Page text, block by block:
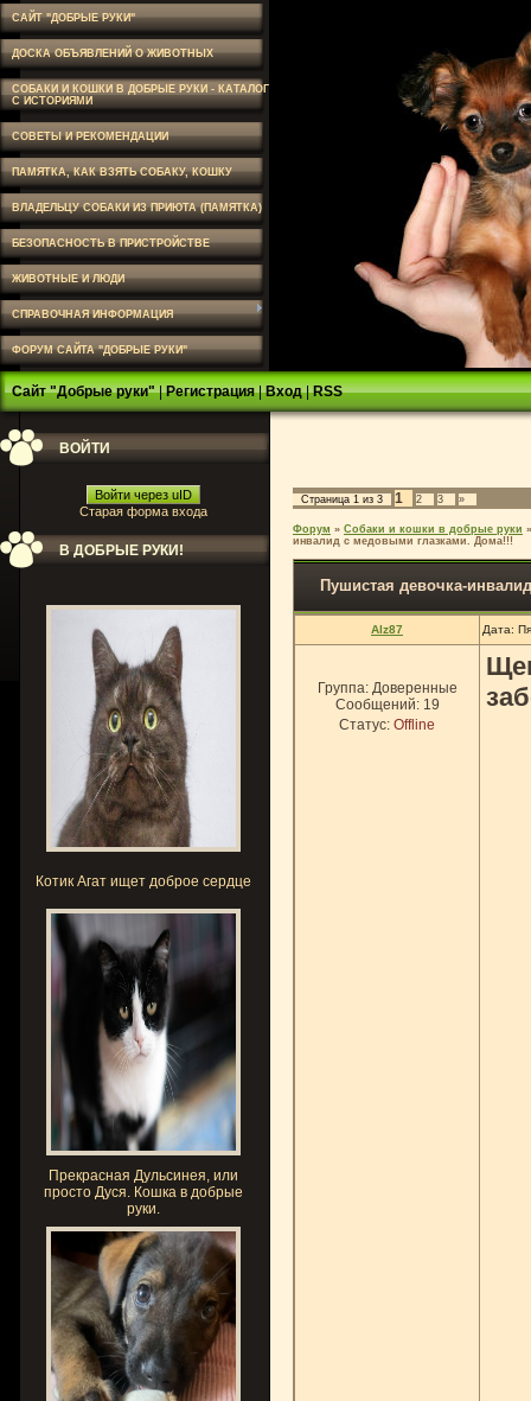
САЙТ "ДОБРЫЕ РУКИ"
ДОСКА ОБЪЯВЛЕНИЙ О ЖИВОТНЫХ
СОБАКИ И КОШКИ В ДОБРЫЕ РУКИ - КАТАЛОГ
С ИСТОРИЯМИ
СОВЕТЫ И РЕКОМЕНДАЦИИ
ПАМЯТКА, КАК ВЗЯТЬ СОБАКУ, КОШКУ
ВЛАДЕЛЬЦУ СОБАКИ ИЗ ПРИЮТА (ПАМЯТКА)
БЕЗОПАСНОСТЬ В ПРИСТРОЙСТВЕ
ЖИВОТНЫЕ И ЛЮДИ
СПРАВОЧНАЯ ИНФОРМАЦИЯ
ФОРУМ САЙТА "ДОБРЫЕ РУКИ"
Сайт "Добрые руки"|Регистрация|Вход|RSS
ВОЙТИ
Войти через uID
Старая форма входа
В ДОБРЫЕ РУКИ!
Котик Агат ищет доброе сердце
Прекрасная Дульсинея, или
просто Дуся. Кошка в добрые
руки.
Страница 1 из 3 1 2 3 »
Форум » Собаки и кошки в добрые руки »
инвалид с медовыми глазками. Дома!!!
Пушистая девочка-
Alz87 Дата:
Группа: Доверенные
Сообщений: 19
Статус: Offline